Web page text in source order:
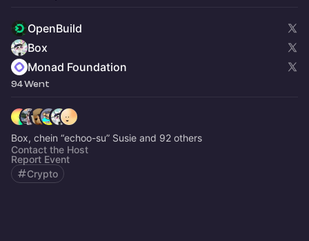
OpenBuild
Box
Monad Foundation
94 Went
Box, chein “echoo-su” Susie and 92 others
Contact the Host
Report Event
Crypto